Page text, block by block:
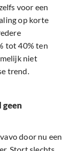
voor een
op korte
tot 40% ten
niet
trend.
geen
door nu een